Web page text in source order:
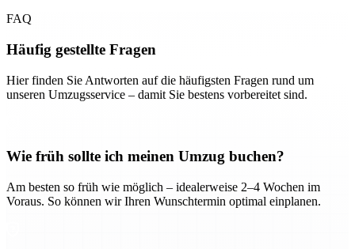
FAQ
Häufig gestellte Fragen
Hier finden Sie Antworten auf die häufigsten Fragen rund um
unseren Umzugsservice – damit Sie bestens vorbereitet sind.
Wie früh sollte ich meinen Umzug buchen?
Am besten so früh wie möglich – idealerweise 2–4 Wochen im
Voraus. So können wir Ihren Wunschtermin optimal einplanen.